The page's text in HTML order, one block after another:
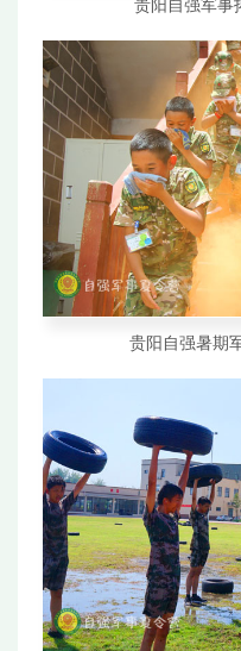
贵阳自强暑期